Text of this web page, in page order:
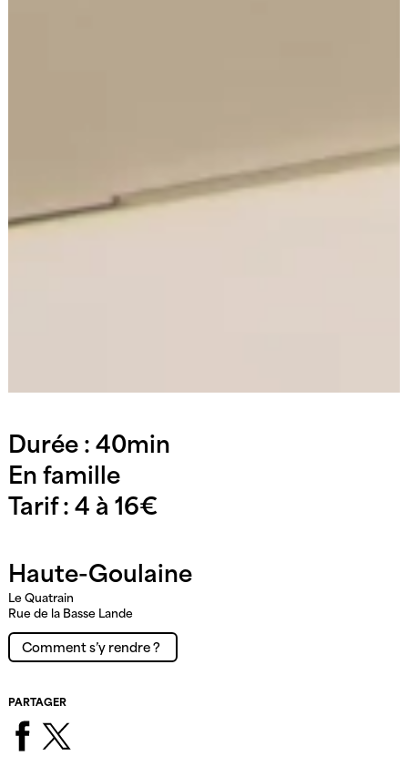
Durée : 40min
En famille
Tarif : 4 à 16€
Haute-Goulaine
Le Quatrain
Rue de la Basse Lande
Comment s’y rendre ?
PARTAGER